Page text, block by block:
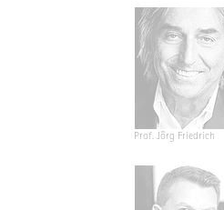
Prof. Jörg Friedrich